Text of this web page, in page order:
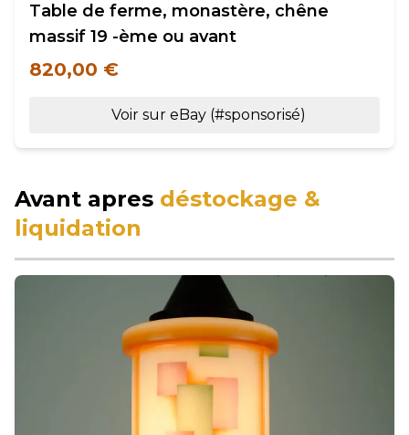
Table de ferme, monastère, chêne
massif 19 -ème ou avant
820,00 €
Voir sur eBay (#sponsorisé)
Avant apres déstockage &
liquidation